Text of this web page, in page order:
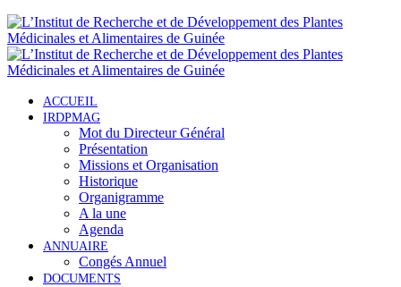
ACCUEIL
IRDPMAG
Mot du Directeur Général
Présentation
Missions et Organisation
Historique
Organigramme
A la une
Agenda
ANNUAIRE
Congés Annuel
DOCUMENTS